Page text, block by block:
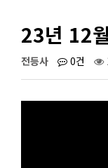
23년 12
전등사 0건